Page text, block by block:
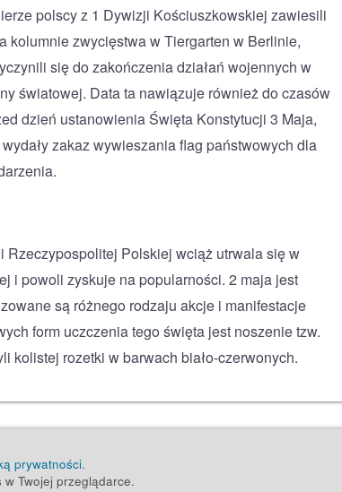
polscy z 1 Dywizji Kościuszkowskiej zawiesili
kolumnie zwycięstwa w Tiergarten w Berlinie,
się do zakończenia działań wojennych w
światowej. Data ta nawiązuje również do czasów
dzień ustanowienia Święta Konstytucji 3 Maja,
zakaz wywieszania flag państwowych dla
Rzeczypospolitej Polskiej wciąż utrwala się w
i powoli zyskuje na popularności. 2 maja jest
są różnego rodzaju akcje i manifestacje
form uczczenia tego święta jest noszenie tzw.
kolistej rozetki w barwach biało-czerwonych.
prywatności.
Twojej przeglądarce.